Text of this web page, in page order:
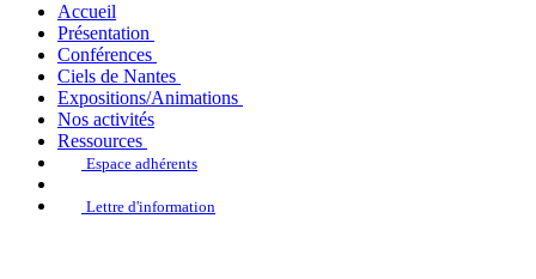
Accueil
Présentation
Conférences
Ciels de Nantes
Expositions/Animations
Nos activités
Ressources
Espace adhérents
Lettre d'information